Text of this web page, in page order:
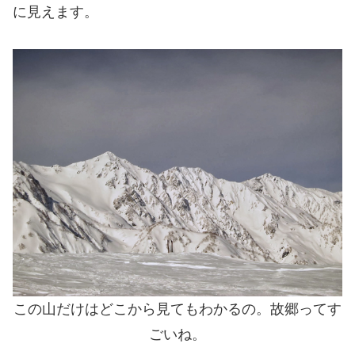
に見えます。
この山だけはどこから見てもわかるの。故郷ってす
ごいね。